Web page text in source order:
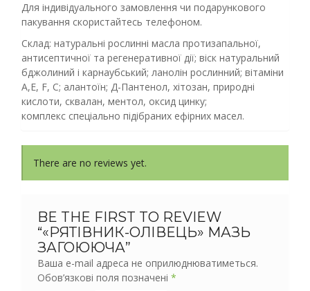
Для індивідуального замовлення чи подарункового
пакування скористайтесь телефоном.
Склад: натуральні рослинні масла протизапальної,
антисептичної та регенеративної дії; віск натуральний
бджолиний і карнаубський; ланолін рослинний; вітаміни
А,Е, F, C; алантоїн; Д-Пантенол, хітозан, природні
кислоти, сквалан, ментол, оксид цинку;
комплекс спеціально підібраних ефірних масел.
There are no reviews yet.
BE THE FIRST TO REVIEW
“«РЯТІВНИК-ОЛІВЕЦЬ» МАЗЬ
ЗАГОЮЮЧА”
Ваша e-mail адреса не оприлюднюватиметься.
Обов’язкові поля позначені *